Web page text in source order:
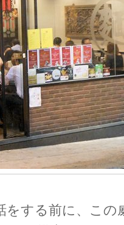
する前に、この